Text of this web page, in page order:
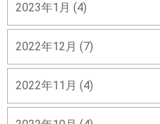
2023年1月 (4)
2022年12月 (7)
2022年11月 (4)